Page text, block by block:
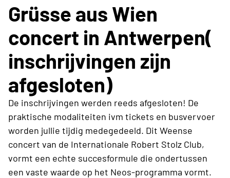
Grüsse aus Wien
concert in Antwerpen(
inschrijvingen zijn
afgesloten)
De inschrijvingen werden reeds afgesloten! De
praktische modaliteiten ivm tickets en busvervoer
worden jullie tijdig medegedeeld. Dit Weense
concert van de Internationale Robert Stolz Club,
vormt een echte succesformule die ondertussen
een vaste waarde op het Neos-programma vormt.